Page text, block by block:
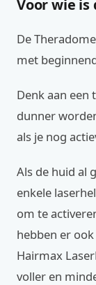
Voor wie is
De
met
Denk aan een
dunner
als je nog
Als de huid al
enkele
om te
hebben er
Hairmax
voller en